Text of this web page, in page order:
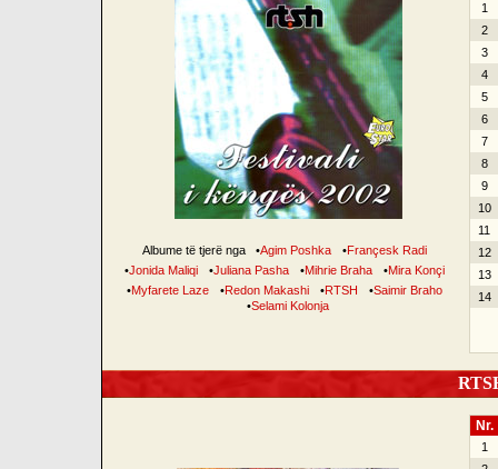
Albume të tjerë nga •Agim Poshka •Françesk Radi
•Jonida Maliqi •Juliana Pasha •Mihrie Braha •Mira Konçi
•Myfarete Laze •Redon Makashi •RTSH •Saimir Braho
•Selami Kolonja
1
2
3
4
5
6
7
8
9
10
11
12
13
14
Nr.
1